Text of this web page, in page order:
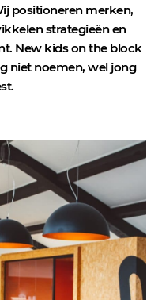
positioneren merken,
strategieën en
New kids on the block
niet noemen, wel jong